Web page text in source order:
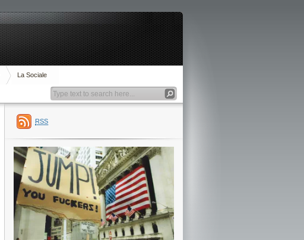
La Sociale
RSS